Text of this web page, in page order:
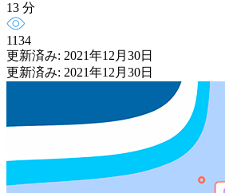
13 分
1134
更新済み: 2021年12月30日
更新済み: 2021年12月30日